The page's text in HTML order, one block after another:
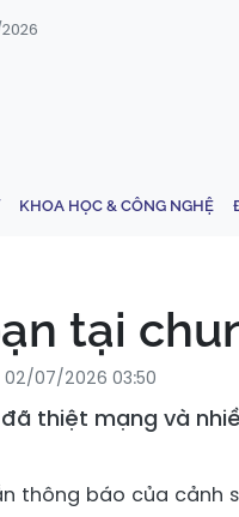
KHOA HỌC & CÔNG NGHỆ
tại
02/07/2026 03:50
thiệt mạng và
thông báo của cảnh